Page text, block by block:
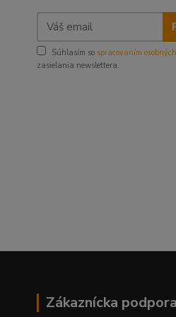
Súhlasím so spracovaním
zasielania newslettera.
Zákaznícka podpora